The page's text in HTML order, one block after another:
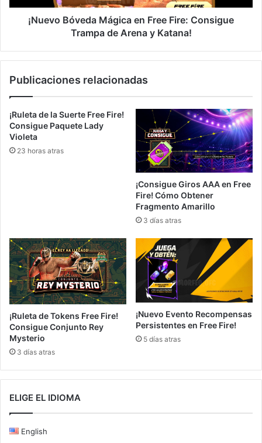
de
Arena¡Nuevo Bóveda Mágica en Free Fire: Consigue
Trampa de Arena y Katana!
Publicaciones relacionadas
¡Ruleta de la Suerte Free Fire!
Consigue Paquete Lady
Violeta
23 horas atras
¡Consigue Giros AAA en Free
Fire! Cómo Obtener
Fragmento Amarillo
3 días atras
¡Ruleta de Tokens Free Fire!
Consigue Conjunto Rey
Mysterio
3 días atras
¡Nuevo Evento Recompensas
Persistentes en Free Fire!
5 días atras
ELIGE EL IDIOMA
English